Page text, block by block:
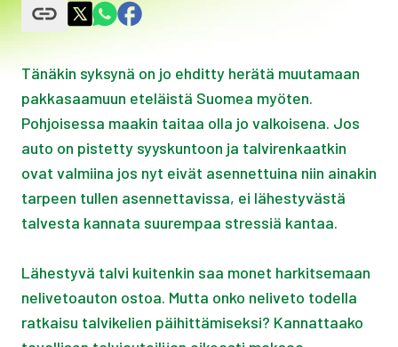
Tänäkin syksynä on jo ehditty herätä muutamaan
pakkasaamuun eteläistä Suomea myöten.
Pohjoisessa maakin taitaa olla jo valkoisena. Jos
auto on pistetty syyskuntoon ja talvirenkaatkin
ovat valmiina jos nyt eivät asennettuina niin ainakin
tarpeen tullen asennettavissa, ei lähestyvästä
talvesta kannata suurempaa stressiä kantaa.
Lähestyvä talvi kuitenkin saa monet harkitsemaan
nelivetoauton ostoa. Mutta onko neliveto todella
ratkaisu talvikelien päihittämiseksi? Kannattaako